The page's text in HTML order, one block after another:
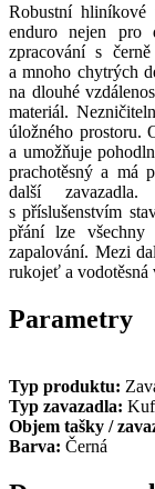
Robustní hliníkové
enduro nejen pro
zpracování s
a mnoho chytrých
na dlouhé
materiál.
úložného prostoru.
a umožňuje
prachotěsný a má
další
s příslušenstvím
přání lze všechny
zapalování. Mezi
rukojeť a vodotěsná
Parametry
Typ produktu:
Typ zavazadla:
Objem tašky /
Barva: Černá